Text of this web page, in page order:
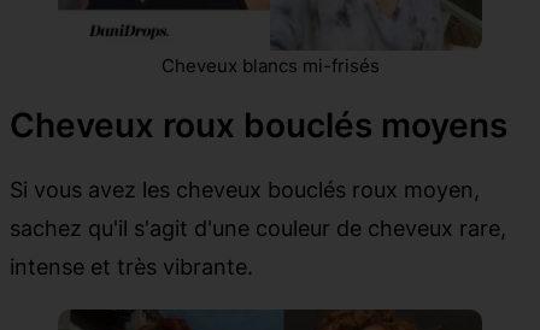
Cheveux blancs mi-frisés
Cheveux roux bouclés moyens
Si vous avez les cheveux bouclés roux moyen,
sachez qu'il s'agit d'une couleur de cheveux rare,
intense et très vibrante.